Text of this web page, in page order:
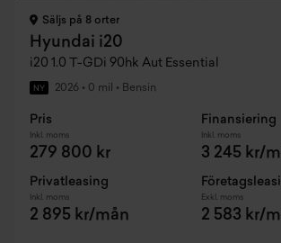
Säljs på 8 orter
Hyundai i20
i20 1.0 T-GDi 90hk Aut Essential
NY 2026 • 0 mil • Bensin
Pris
Inkl. moms
279 800 kr
Finansiering
Inkl. moms
3 245 kr/
Privatleasing
Inkl. moms
2 895 kr/mån
Exkl. moms
2 583 kr/